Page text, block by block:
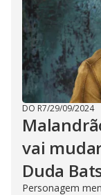
DO R7/29/09/2024
vai
Duda
Personagem